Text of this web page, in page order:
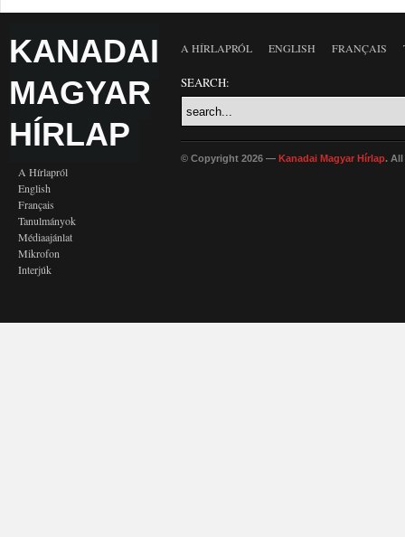
KANADAI
MAGYAR
HÍRLAP
A Hírlapról
English
Français
Tanulmányok
Médiaajánlat
Mikrofon
Interjúk
A HÍRLAPRÓL ENGLISH FRANÇAIS
SEARCH:
© Copyright 2026 — Kanadai Magyar Hírlap. All